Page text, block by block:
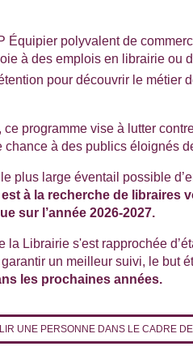
Équipier polyvalent de
à des emplois en librairie ou
pour découvrir le métier
programme vise à lutter
chance à des publics éloignés
plus large éventail possible
est à la recherche de libraires
sur l’année 2026-2027.
la Librairie s'est rapprochée
un meilleur suivi, le but
les prochaines années.
UNE PERSONNE DANS LE CADRE